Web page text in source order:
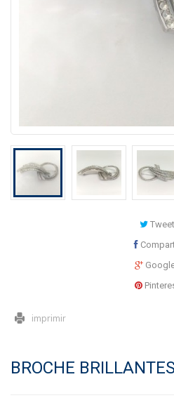
Tweet
imprimir
BROCHE